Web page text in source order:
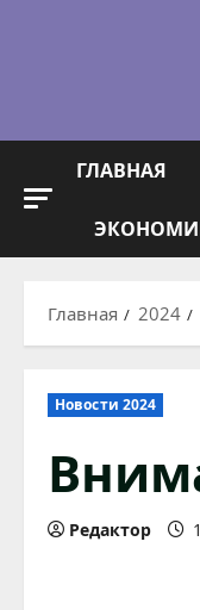
ГЛАВНАЯ
Главная 2024
Новости 2024
Редактор